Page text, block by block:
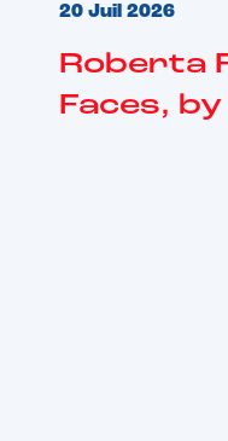
20 Juil 2026
Roberta
Faces,